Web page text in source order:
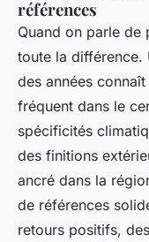
références
Quand on parle de
toute la différence.
des années
fréquent dans le
spécificités
des finitions
ancré dans la
de références
retours positifs,